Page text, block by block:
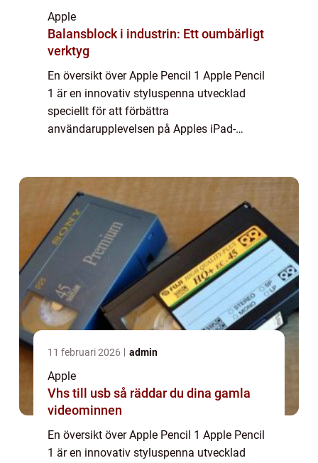
Apple
Balansblock i industrin: Ett oumbärligt
verktyg
En översikt över Apple Pencil 1 Apple Pencil
1 är en innovativ styluspenna utvecklad
speciellt för att förbättra
användarupplevelsen på Apples iPad-
för användare a...
11 februari 2026 admin
Apple
Vhs till usb så räddar du dina gamla
videominnen
En översikt över Apple Pencil 1 Apple Pencil
1 är en innovativ styluspenna utvecklad